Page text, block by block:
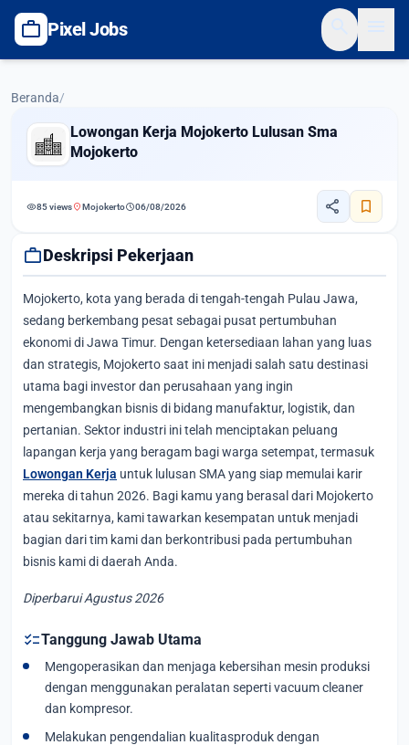
work Pixel Jobs
Beranda/
Lowongan Kerja Mojokerto Lulusan Sma
Mojokerto
visibility85 viewslocation_onMojokertoschedule06/08/2026 share bookmark
workDeskripsi Pekerjaan
Mojokerto, kota yang berada di tengah-tengah Pulau Jawa,
sedang berkembang pesat sebagai pusat pertumbuhan
ekonomi di Jawa Timur. Dengan ketersediaan lahan yang luas
dan strategis, Mojokerto saat ini menjadi salah satu destinasi
utama bagi investor dan perusahaan yang ingin
mengembangkan bisnis di bidang manufaktur, logistik, dan
pertanian. Sektor industri ini telah menciptakan peluang
lapangan kerja yang beragam bagi warga setempat, termasuk
Lowongan Kerja untuk lulusan SMA yang siap memulai karir
mereka di tahun 2026. Bagi kamu yang berasal dari Mojokerto
atau sekitarnya, kami tawarkan kesempatan untuk menjadi
bagian dari tim kami dan berkontribusi pada pertumbuhan
bisnis kami di daerah Anda.
Diperbarui Agustus 2026
checklistTanggung Jawab Utama
Mengoperasikan dan menjaga kebersihan mesin produksi
dengan menggunakan peralatan seperti vacuum cleaner
dan kompresor.
Melakukan pengendalian kualitasproduk dengan